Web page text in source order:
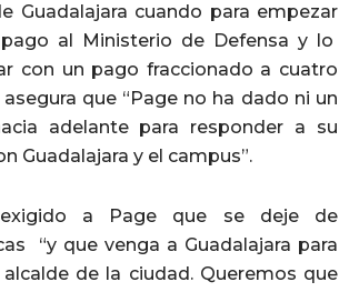
Guadalajara cuando para empezar
al Ministerio de Defensa y lo
con un pago fraccionado a cuatro
asegura que “Page no ha dado ni un
adelante para responder a su
Guadalajara y el campus”.
exigido a Page que se deje de
“y que venga a Guadalajara para
de la ciudad. Queremos que